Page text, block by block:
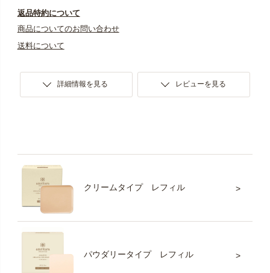
返品特約について
商品についてのお問い合わせ
送料について
詳細情報を見る レビューを見る
クリームタイプ レフィル
パウダリータイプ レフィル